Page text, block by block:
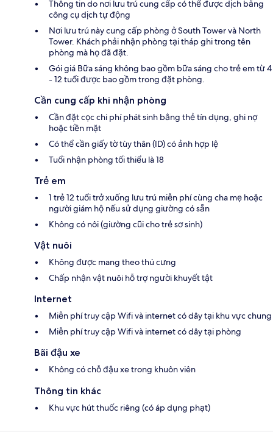
Thông tin do nơi lưu trú cung cấp có thể được dịch bằng
công cụ dịch tự động
Nơi lưu trú này cung cấp phòng ở South Tower và North
Tower. Khách phải nhận phòng tại tháp ghi trong tên
phòng mà họ đã đặt.
Gói giá Bữa sáng không bao gồm bữa sáng cho trẻ em từ 4
- 12 tuổi được bao gồm trong đặt phòng.
Cần cung cấp khi nhận phòng
Cần đặt cọc chi phí phát sinh bằng thẻ tín dụng, ghi nợ
hoặc tiền mặt
Có thể cần giấy tờ tùy thân (ID) có ảnh hợp lệ
Tuổi nhận phòng tối thiểu là 18
Trẻ em
1 trẻ 12 tuổi trở xuống lưu trú miễn phí cùng cha mẹ hoặc
người giám hộ nếu sử dụng giường có sẵn
Không có nôi (giường cũi cho trẻ sơ sinh)
Vật nuôi
Không được mang theo thú cưng
Chấp nhận vật nuôi hỗ trợ người khuyết tật
Internet
Miễn phí truy cập Wifi và internet có dây tại khu vực chung
Miễn phí truy cập Wifi và internet có dây tại phòng
Bãi đậu xe
Không có chỗ đậu xe trong khuôn viên
Thông tin khác
Khu vực hút thuốc riêng (có áp dụng phạt)